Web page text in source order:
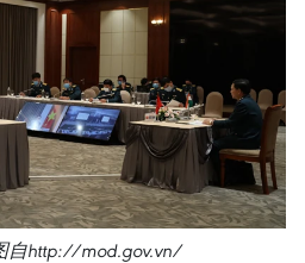
自http://mod.gov.vn/